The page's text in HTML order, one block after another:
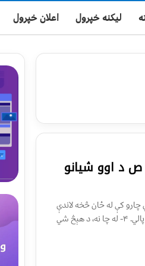
لیکنه خپرول اعلان خپرول
د اوو شيانو
هغوى ته نږدې كيدل. ۲- په دنياوي چارو كې له ځان څخه لاندې
كسانو ته كتل. ۳- د خپلوۍ پالل، كه څه هم هغه يې نه درسره پالي. ۴- له چا نه، د هېڅ شي